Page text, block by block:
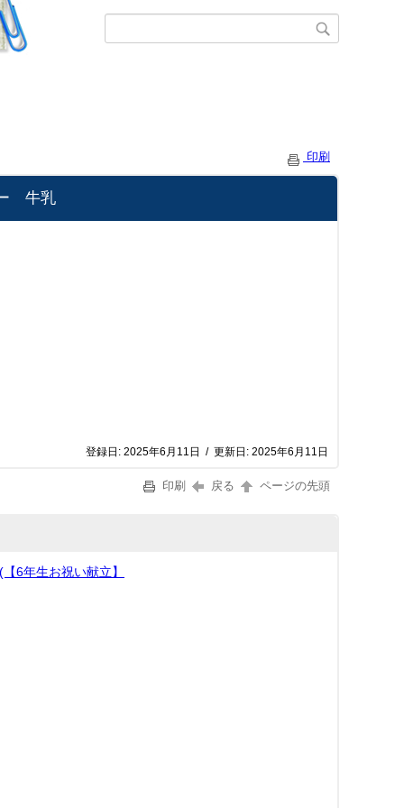
印刷
牛乳
登録日: 2025年6月11日 / 更新日: 2025年6月11日
印刷 戻る ページの先頭
年生お祝い献立】